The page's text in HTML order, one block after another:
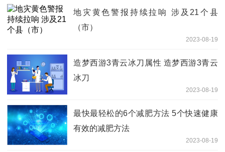
地灾黄色警报持续拉响 涉及21个县
（市）
2023-08-19
造梦西游3青云冰刀属性 造梦西游3青云
冰刀
2023-08-19
最快最轻松的6个减肥方法 5个快速健康
有效的减肥方法
2023-08-19